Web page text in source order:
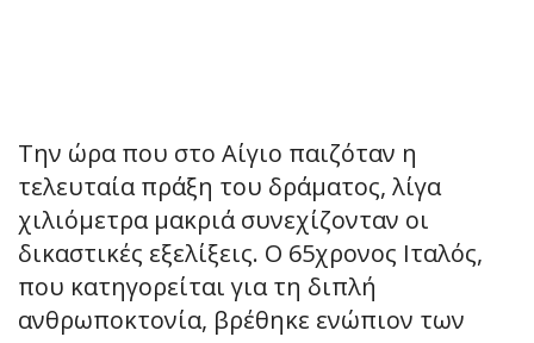
Την ώρα που στο Αίγιο παιζόταν η
τελευταία πράξη του δράματος, λίγα
χιλιόμετρα μακριά συνεχίζονταν οι
δικαστικές εξελίξεις. Ο 65χρονος Ιταλός,
που κατηγορείται για τη διπλή
ανθρωποκτονία, βρέθηκε ενώπιον των